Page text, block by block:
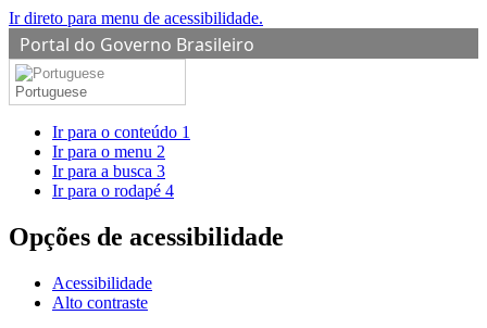
Ir direto para menu de acessibilidade.
Portal do Governo Brasileiro
Portuguese
Ir para o conteúdo 1
Ir para o menu 2
Ir para a busca 3
Ir para o rodapé 4
Opções de acessibilidade
Acessibilidade
Alto contraste